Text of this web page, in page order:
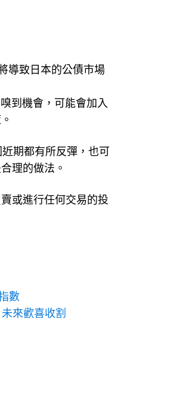
導致日本的公債市場
到機會，可能會加入
期都有所反彈，也可
理的做法。
或進行任何交易的投
數
來歡喜收割